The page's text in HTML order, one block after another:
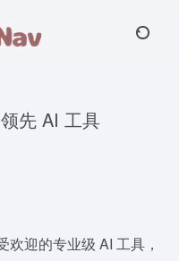
先 AI 工具
迎的专业级 AI 工具，